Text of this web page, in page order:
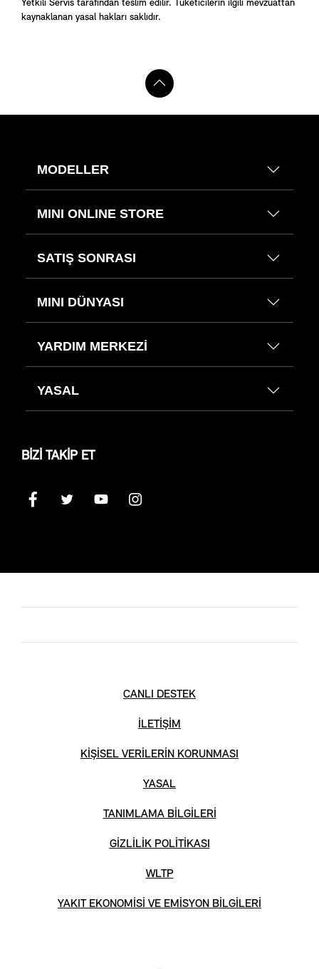
Yetkili Servis tarafından teslim edilir. Tüketicilerin ilgili mevzuattan
kaynaklanan yasal hakları saklıdır.
MODELLER
MINI ONLINE STORE
SATIŞ SONRASI
MINI DÜNYASI
YARDIM MERKEZİ
YASAL
BİZİ TAKİP ET
CANLI DESTEK
İLETİŞİM
KİŞİSEL VERİLERİN KORUNMASI
YASAL
TANIMLAMA BİLGİLERİ
GİZLİLİK POLİTİKASI
WLTP
YAKIT EKONOMİSİ VE EMİSYON BİLGİLERİ